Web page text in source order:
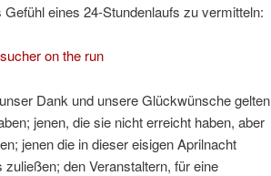
eines 24-Stundenlaufs zu vermitteln:
on the run
Dank und unsere Glückwünsche gelten
jenen, die sie nicht erreicht haben, aber
jenen die in dieser eisigen Aprilnacht
den Veranstaltern, für eine